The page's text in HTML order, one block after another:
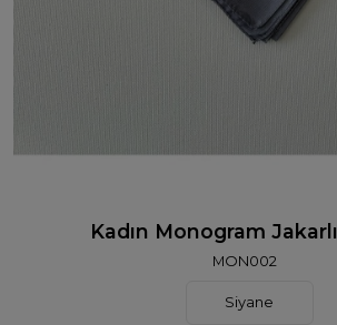
Kadın Monogram
MON002
Siyane